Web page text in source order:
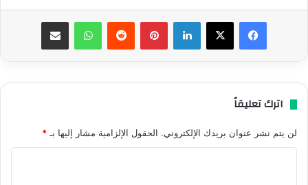
فيسبوك ‫X لينكدإن بينتيريست واتساب مشاركة عبر البريد
اترك تعليقاً
لن يتم نشر عنوان بريدك الإلكتروني. الحقول الإلزامية مشار إليها بـ*